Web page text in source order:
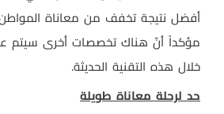
أفضل نتيجة تخفف من معاناة المواطن
مؤكداً أنّ هناك تخصصات أخرى سيتم
خلال هذه التقنية الحديثة.
حد لرحلة معاناة طويلة